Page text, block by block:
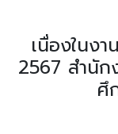
เนื่องในง
2567 สำนัก
ศึ